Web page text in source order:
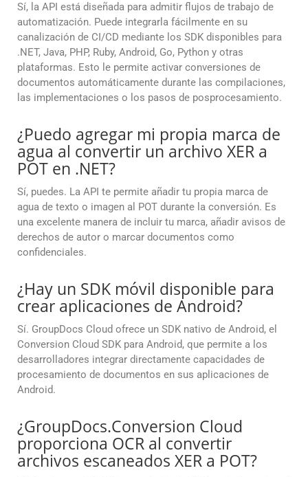
Sí, la API está diseñada para admitir flujos de trabajo de
automatización. Puede integrarla fácilmente en su
canalización de CI/CD mediante los SDK disponibles para
.NET, Java, PHP, Ruby, Android, Go, Python y otras
plataformas. Esto le permite activar conversiones de
documentos automáticamente durante las compilaciones,
las implementaciones o los pasos de posprocesamiento.
¿Puedo agregar mi propia marca de
agua al convertir un archivo XER a
POT en .NET?
Sí, puedes. La API te permite añadir tu propia marca de
agua de texto o imagen al POT durante la conversión. Es
una excelente manera de incluir tu marca, añadir avisos de
derechos de autor o marcar documentos como
confidenciales.
¿Hay un SDK móvil disponible para
crear aplicaciones de Android?
Sí. GroupDocs Cloud ofrece un SDK nativo de Android, el
Conversion Cloud SDK para Android, que permite a los
desarrolladores integrar directamente capacidades de
procesamiento de documentos en sus aplicaciones de
Android.
¿GroupDocs.Conversion Cloud
proporciona OCR al convertir
archivos escaneados XER a POT?